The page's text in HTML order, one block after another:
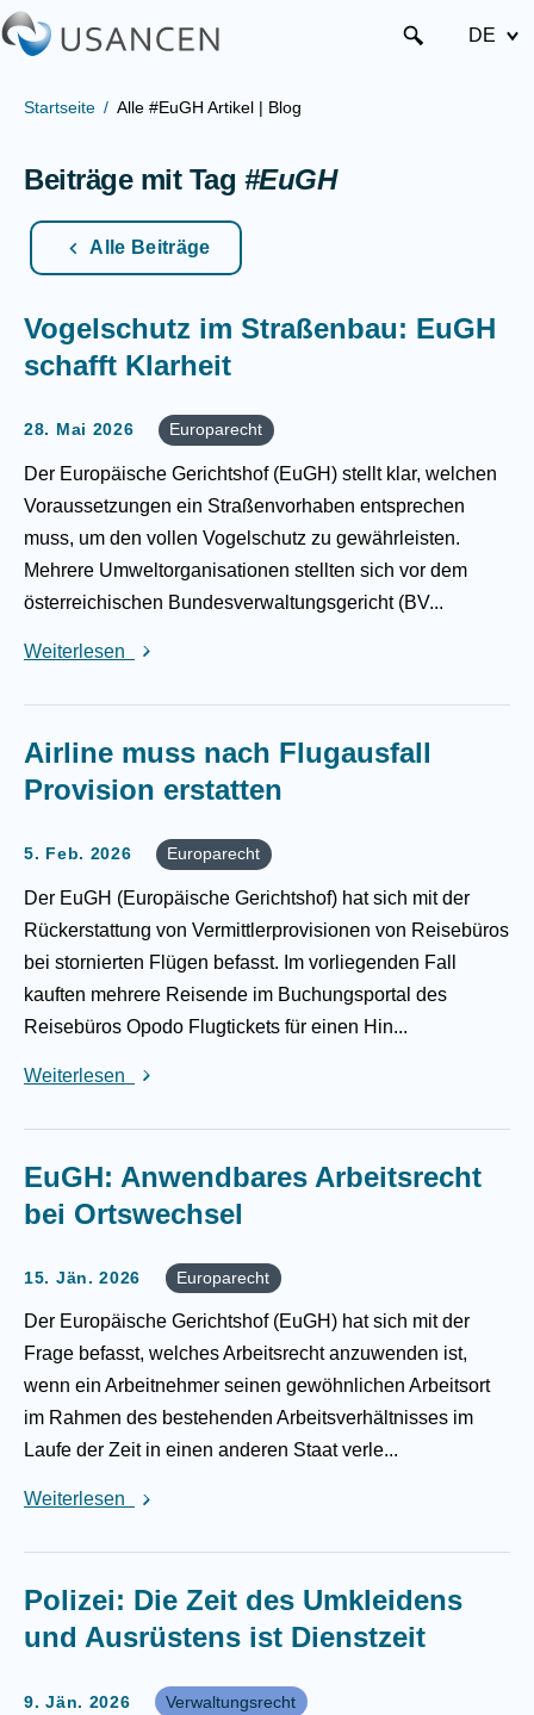
DE
Startseite Alle #EuGH Artikel | Blog
Beiträge mit Tag #EuGH
Alle Beiträge
Vogelschutz im Straßenbau: EuGH
schafft Klarheit
28. Mai 2026 Europarecht
Der Europäische Gerichtshof (EuGH) stellt klar, welchen
Voraussetzungen ein Straßenvorhaben entsprechen
muss, um den vollen Vogelschutz zu gewährleisten.
Mehrere Umweltorganisationen stellten sich vor dem
österreichischen Bundesverwaltungsgericht (BV...
Weiterlesen
Airline muss nach Flugausfall
Provision erstatten
5. Feb. 2026 Europarecht
Der EuGH (Europäische Gerichtshof) hat sich mit der
Rückerstattung von Vermittlerprovisionen von Reisebüros
bei stornierten Flügen befasst. Im vorliegenden Fall
kauften mehrere Reisende im Buchungsportal des
Reisebüros Opodo Flugtickets für einen Hin...
Weiterlesen
EuGH: Anwendbares Arbeitsrecht
bei Ortswechsel
15. Jän. 2026 Europarecht
Der Europäische Gerichtshof (EuGH) hat sich mit der
Frage befasst, welches Arbeitsrecht anzuwenden ist,
wenn ein Arbeitnehmer seinen gewöhnlichen Arbeitsort
im Rahmen des bestehenden Arbeitsverhältnisses im
Laufe der Zeit in einen anderen Staat verle...
Weiterlesen
Polizei: Die Zeit des Umkleidens
und Ausrüstens ist Dienstzeit
9. Jän. 2026 Verwaltungsrecht